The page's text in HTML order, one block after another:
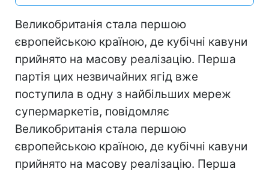
Великобританія стала першою
європейською країною, де кубічні кавуни
прийнято на масову реалізацію. Перша
партія цих незвичайних ягід вже
поступила в одну з найбільших мереж
супермаркетів, повідомляє
Великобританія стала першою
європейською країною, де кубічні кавуни
прийнято на масову реалізацію. Перша